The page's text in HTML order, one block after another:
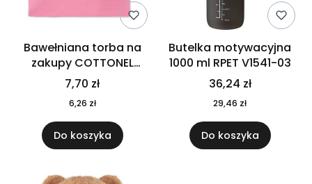
Bawełniana torba na
zakupy COTTONEL
COLOUR++ MO9846-11
7,70 zł
6,26 zł
Do koszyka
Butelka motywacyjna
1000 ml RPET V1541-03
36,24 zł
29,46 zł
Do koszyka